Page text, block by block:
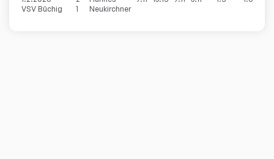
VSV Büchig
1
Neukirchner